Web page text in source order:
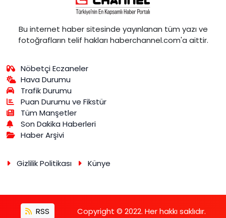
Bu internet haber sitesinde yayınlanan tüm yazı ve
fotoğrafların telif hakları haberchannel.com'a aittir.
Nöbetçi Eczaneler
Hava Durumu
Trafik Durumu
Puan Durumu ve Fikstür
Tüm Manşetler
Son Dakika Haberleri
Haber Arşivi
Gizlilik Politikası Künye
RSS Copyright © 2022. Her hakkı saklıdır.